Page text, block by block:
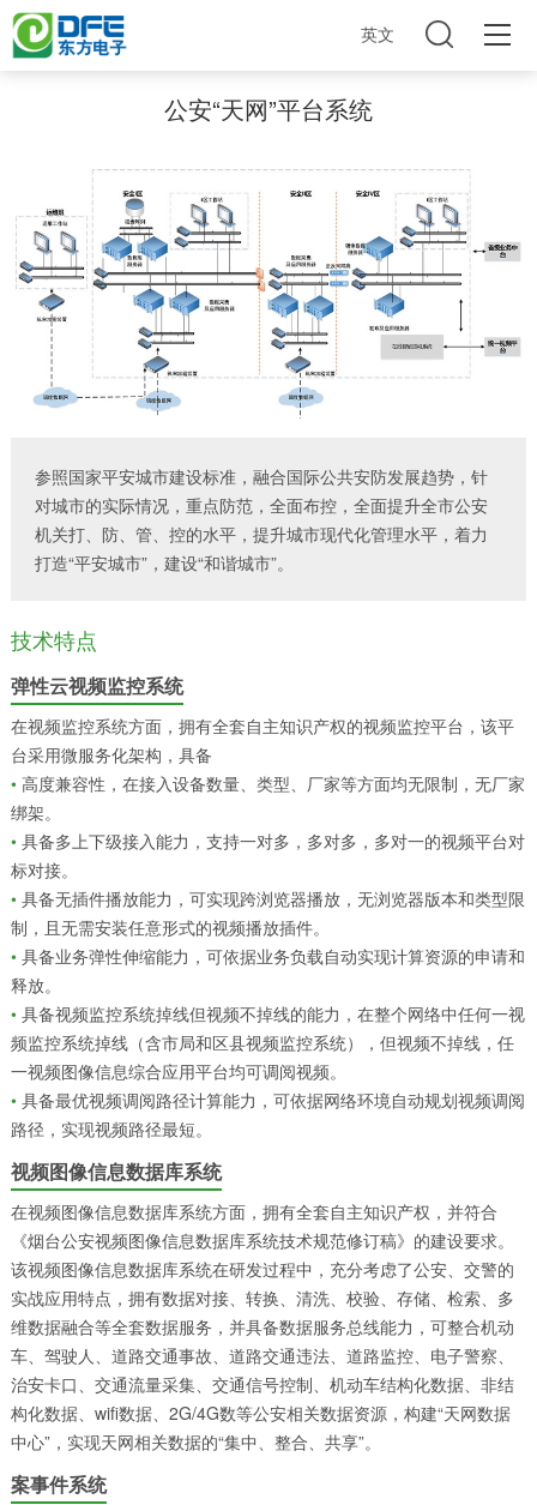
英文
公安“天网”平台系统
参照国家平安城市建设标准，融合国际公共安防发展趋势，针
对城市的实际情况，重点防范，全面布控，全面提升全市公安
机关打、防、管、控的水平，提升城市现代化管理水平，着力
打造“平安城市”，建设“和谐城市”。
技术特点
弹性云视频监控系统
在视频监控系统方面，拥有全套自主知识产权的视频监控平台，该平
台采用微服务化架构，具备
•高度兼容性，在接入设备数量、类型、厂家等方面均无限制，无厂家
绑架。
•具备多上下级接入能力，支持一对多，多对多，多对一的视频平台对
标对接。
•具备无插件播放能力，可实现跨浏览器播放，无浏览器版本和类型限
制，且无需安装任意形式的视频播放插件。
•具备业务弹性伸缩能力，可依据业务负载自动实现计算资源的申请和
释放。
•具备视频监控系统掉线但视频不掉线的能力，在整个网络中任何一视
频监控系统掉线（含市局和区县视频监控系统），但视频不掉线，任
一视频图像信息综合应用平台均可调阅视频。
•具备最优视频调阅路径计算能力，可依据网络环境自动规划视频调阅
路径，实现视频路径最短。
视频图像信息数据库系统
在视频图像信息数据库系统方面，拥有全套自主知识产权，并符合
《烟台公安视频图像信息数据库系统技术规范修订稿》的建设要求。
该视频图像信息数据库系统在研发过程中，充分考虑了公安、交警的
实战应用特点，拥有数据对接、转换、清洗、校验、存储、检索、多
维数据融合等全套数据服务，并具备数据服务总线能力，可整合机动
车、驾驶人、道路交通事故、道路交通违法、道路监控、电子警察、
治安卡口、交通流量采集、交通信号控制、机动车结构化数据、非结
构化数据、wifi数据、2G/4G数等公安相关数据资源，构建“天网数据
中心”，实现天网相关数据的“集中、整合、共享”。
案事件系统